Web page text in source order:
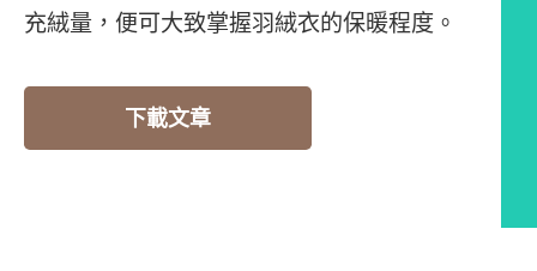
充絨量，便可大致掌握羽絨衣的保暖程度。
下載文章